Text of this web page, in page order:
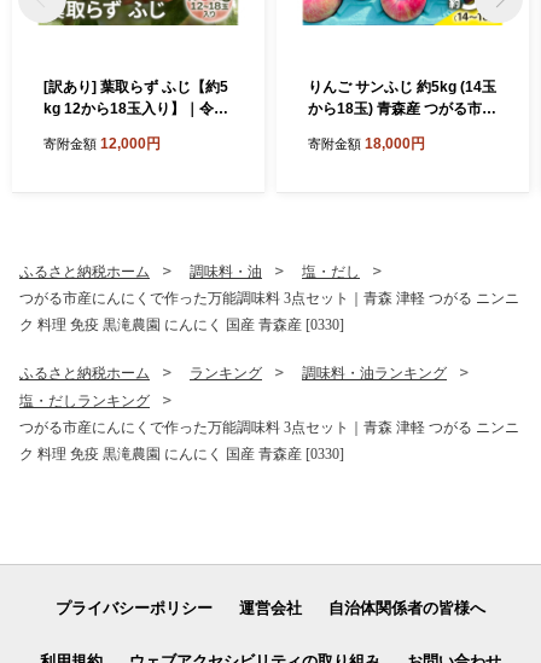
[訳あり] 葉取らず ふじ【約5
kg 12から18玉入り】｜令和
庭用 青森産 津軽 つがる りん
寄附金額 12,000円
りんご サンふじ 約5kg (14玉
から18玉) 青森産 つがる市
発送】｜青森県産 津軽 つが
寄附金額 18,000円
ふるさと納税ホーム 調味料・油
塩・だし
つがる市産にんにくで作った万能調味料 3点セット｜青森 津軽 つがる ニンニ
ク 料理 免疫 黒滝農園 にんにく 国産 青森産 [0330]
ふるさと納税ホーム ランキング
調味料・油ランキング
塩・だしランキング
つがる市産にんにくで作った万能調味料 3点セット｜青森 津軽 つがる ニンニ
ク 料理 免疫 黒滝農園 にんにく 国産 青森産 [0330]
プライバシーポリシー 運営会社 自治体関係者の皆様へ